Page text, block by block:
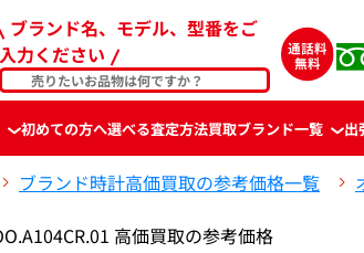
ブランド名、モデル、型番をご
入力ください
初めての方へ選べる査定方法買取ブランド一覧 出
ブランド時計高価買取の参考価格一覧
高価買取の参考価格